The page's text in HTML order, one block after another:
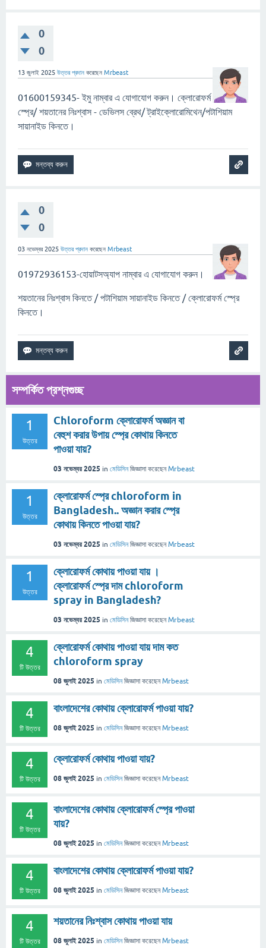
0
0
13 জুলাই 2025 উত্তর প্রদান করেছেন Mrbeast
01600159345- ইমু নাম্বার এ যোগাযোগ করুন। ক্লোরোফর্ম
স্প্রে/ শয়তানের নিঃশ্বাস - ডেভিলস ব্রেথ/ ট্রাইক্লোরোমিথেন/পটাশিয়াম
সায়ানাইড কিনতে।
0
0
03 নভেম্বর 2025 উত্তর প্রদান করেছেন Mrbeast
01972936153-হোয়াটসঅ্যাপ নাম্বার এ যোগাযোগ করুন।
শয়তানের নিঃশ্বাস কিনতে / পটাশিয়াম সায়ানাইড কিনতে / ক্লোরোফর্ম স্প্রে
কিনতে।
সম্পর্কিত প্রশ্নগুচ্ছ
1
উত্তর
Chloroform ক্লোরোফর্ম অজ্ঞান বা
বেহুশ করার উপায় স্প্রে কোথায় কিনতে
পাওয়া যায়?
03 নভেম্বর 2025 in মেডিসিন জিজ্ঞাসা করেছেনMrbeast
1
উত্তর
ক্লোরোফর্ম স্প্রে chloroform in
Bangladesh.. অজ্ঞান করার স্প্রে
কোথায় কিনতে পাওয়া যায়?
03 নভেম্বর 2025 in মেডিসিন জিজ্ঞাসা করেছেনMrbeast
1
উত্তর
ক্লোরোফর্ম কোথায় পাওয়া যায় ।
ক্লোরোফর্ম স্প্রে দাম chloroform
spray in Bangladesh?
03 নভেম্বর 2025 in মেডিসিন জিজ্ঞাসা করেছেনMrbeast
4
টি উত্তর
ক্লোরোফর্ম কোথায় পাওয়া যায় দাম কত
chloroform spray
08 জুলাই 2025 in মেডিসিন জিজ্ঞাসা করেছেনMrbeast
4
টি উত্তর
বাংলাদেশের কোথায় ক্লোরোফর্ম পাওয়া যায়?
08 জুলাই 2025 in মেডিসিন জিজ্ঞাসা করেছেনMrbeast
4
টি উত্তর
ক্লোরোফর্ম কোথায় পাওয়া যায়?
08 জুলাই 2025 in মেডিসিন জিজ্ঞাসা করেছেনMrbeast
4
টি উত্তর
বাংলাদেশের কোথায় ক্লোরোফর্ম স্প্রে পাওয়া
যায়?
08 জুলাই 2025 in মেডিসিন জিজ্ঞাসা করেছেনMrbeast
4
টি উত্তর
বাংলাদেশের কোথায় ক্লোরোফর্ম পাওয়া যায়?
08 জুলাই 2025 in মেডিসিন জিজ্ঞাসা করেছেনMrbeast
4
টি উত্তর
শয়তানের নিঃশ্বাস কোথায় পাওয়া যায়
08 জুলাই 2025 in মেডিসিন জিজ্ঞাসা করেছেনMrbeast